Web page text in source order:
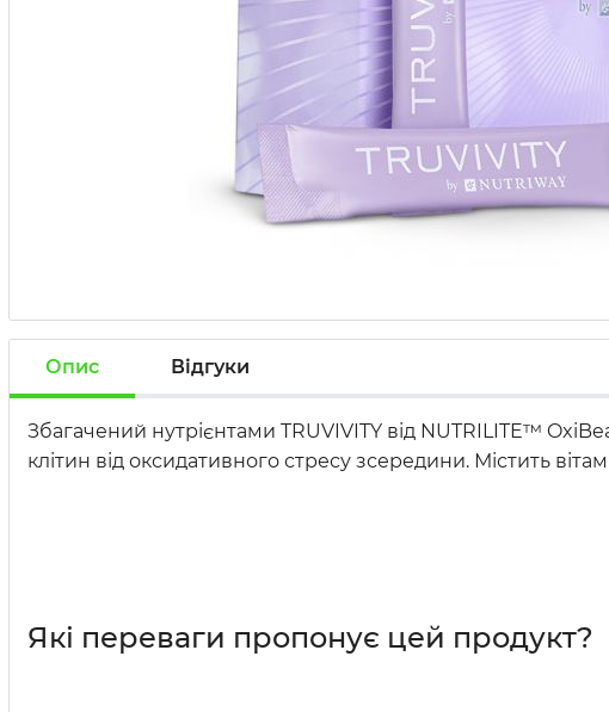
Опис Відгуки
Збагачений нутрієнтами TRUVIVITY від NUTRILITE™
клітин від оксидативного стресу зсередини. Містить
Які переваги пропонує цей продукт?